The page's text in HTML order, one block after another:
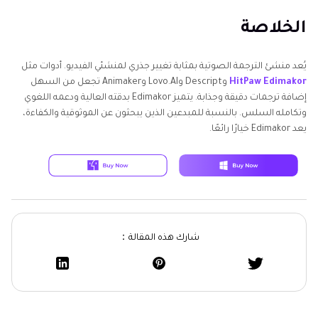
الخلاصة
يُعد منشئ الترجمة الصوتية بمثابة تغيير جذري لمنشئي الفيديو. أدوات مثل
HitPaw Edimakor
وDescript وLovo.AI وAnimaker تجعل من السهل
إضافة ترجمات دقيقة وجذابة. يتميز Edimakor بدقته العالية ودعمه اللغوي
وتكامله السلس. بالنسبة للمبدعين الذين يبحثون عن الموثوقية والكفاءة،
يعد Edimakor خيارًا رائعًا.
شارك هذه المقالة：